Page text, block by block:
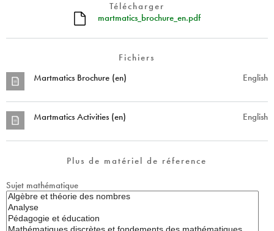
Télécharger
martmatics_brochure_en.pdf
Fichiers
English
Martmatics Brochure (en)
English
Martmatics Activities (en)
Plus de matériel de réference
Sujet mathématique